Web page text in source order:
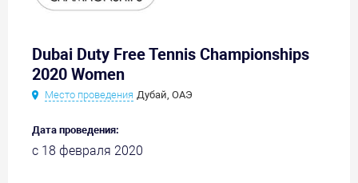
Dubai Duty Free Tennis Championships
2020 Women
Место проведения Дубай, ОАЭ
Дата проведения:
с 18 февраля 2020